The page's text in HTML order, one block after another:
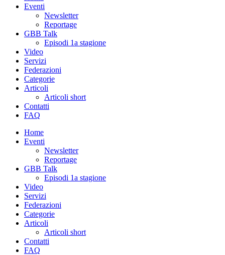
Eventi
Newsletter
Reportage
GBB Talk
Episodi 1a stagione
Video
Servizi
Federazioni
Categorie
Articoli
Articoli short
Contatti
FAQ
Home
Eventi
Newsletter
Reportage
GBB Talk
Episodi 1a stagione
Video
Servizi
Federazioni
Categorie
Articoli
Articoli short
Contatti
FAQ